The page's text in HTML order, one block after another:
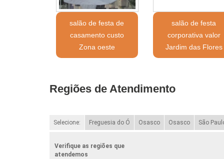
salão de festa de
casamento custo
Zona oeste
salão de festa
corporativa valor
Jardim das Flores
Regiões de Atendimento
Selecione: Freguesia do Ó Osasco Osasco São
Verifique as regiões que
atendemos